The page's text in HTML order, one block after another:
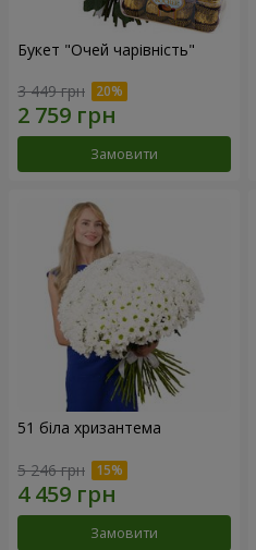
Букет "Очей чарівність"
3 449 грн
Замовити
51 біла хризантема
5 246 грн
Замовити